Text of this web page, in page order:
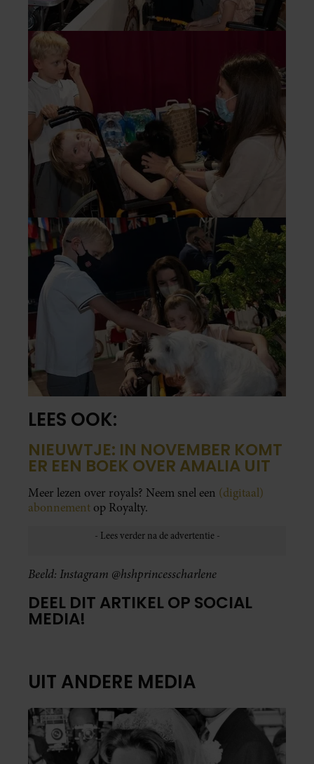
LEES OOK:
NIEUWTJE: IN NOVEMBER KOMT
ER EEN BOEK OVER AMALIA UIT
Meer lezen over royals? Neem snel een (digitaal)
abonnement op Royalty.
Beeld: Instagram @hshprincesscharlene
DEEL DIT ARTIKEL OP SOCIAL
MEDIA!
UIT ANDERE MEDIA